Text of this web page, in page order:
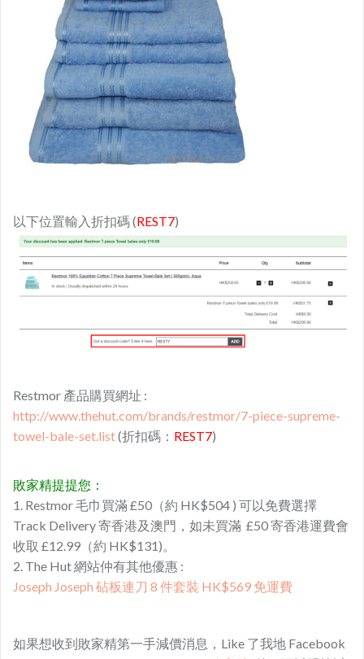
以下位置輸入折扣碼 (REST7)
Restmor 產品購買網址 :
http://www.thehut.com/brands/restmor/7-piece-supreme-
towel-bale-set.list(折扣碼： REST7)
敗家精提提您：
1. Restmor 毛巾買滿 £50（約 HK$504 ) 可以免費選擇
Track Delivery 寄香港及澳門，如未買滿 £50 寄香港運費會
收取 £12.99（約 HK$131)。
2. The Hut 網站仲有其他優惠 :
Joseph Joseph 砧板連刀 8 件套裝 HK$569 免運費
如果想收到敗家精第一手減價消息，Like 了我地 Facebook